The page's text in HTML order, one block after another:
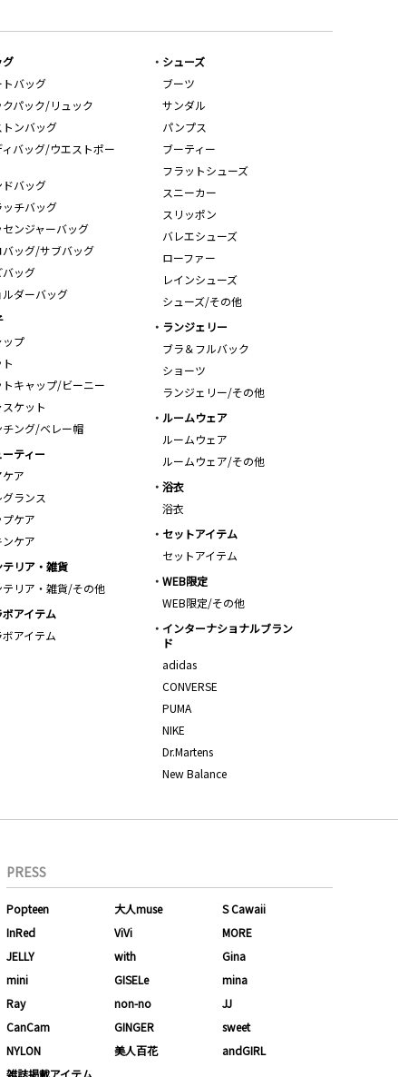
グ
トバッグ
クパック/リュック
トンバッグ
バッグ/ウエストポー
ドバッグ
ッチバッグ
センジャーバッグ
バッグ/サブバッグ
バッグ
ルダーバッグ
シューズ
ブーツ
サンダル
パンプス
ブーティー
フラットシューズ
スニーカー
スリッポン
バレエシューズ
ローファー
レインシューズ
シューズ/その他
ップ
トキャップ/ビーニー
スケット
チング/ベレー帽
ランジェリー
ブラ＆フルバック
ショーツ
ランジェリー/その他
ルームウェア
ルームウェア
ルームウェア/その他
ーティー
ケア
グランス
プケア
ンケア
浴衣
浴衣
セットアイテム
セットアイテム
テリア・雑貨
テリア・雑貨/その他
WEB限定
WEB限定/その他
ボアイテム
ボアイテム
インターナショナルブラン
ド
adidas
CONVERSE
PUMA
NIKE
Dr.Martens
New Balance
PRESS
Popteen 大人muse
S Cawaii
InRed
ViVi
MORE
JELLY
with
Gina
mini
GISELe
mina
Ray
non-no
JJ
CanCam
GINGER
sweet
NYLON
美人百花
andGIRL
雑誌掲載アイテム